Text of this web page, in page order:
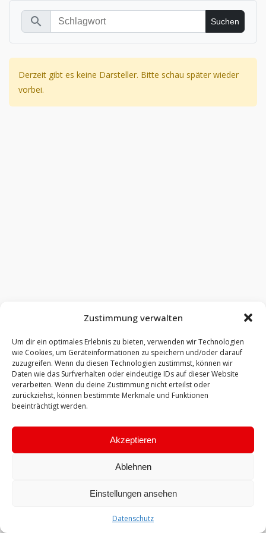
Zustimmung verwalten
Um dir ein optimales Erlebnis zu bieten, verwenden wir Technologien
wie Cookies, um Geräteinformationen zu speichern und/oder darauf
zuzugreifen. Wenn du diesen Technologien zustimmst, können wir
Daten wie das Surfverhalten oder eindeutige IDs auf dieser Website
verarbeiten. Wenn du deine Zustimmung nicht erteilst oder
zurückziehst, können bestimmte Merkmale und Funktionen
beeinträchtigt werden.
Akzeptieren
Ablehnen
Einstellungen ansehen
Datenschutz
search
Derzeit gibt es keine Darsteller. Bitte schau später wieder
vorbei.